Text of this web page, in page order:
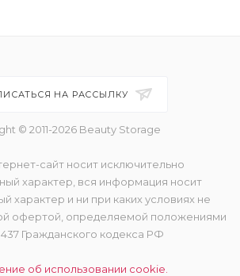
НА РАССЫЛКУ
© 2011-2026 Beauty Storage
сайт носит исключительно
характер, вся информация носит
характер и ни при каких условиях не
офертой, определяемой положениями
437 Гражданского кодекса РФ
об использовании cookie.